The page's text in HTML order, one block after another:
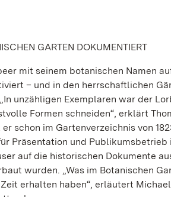
GARTEN DOKUMENTIERT
mit seinem botanischen Namen
– und in den herrschaftlichen
unzähligen Exemplaren war der
Formen schneiden“, erklärt
schon im Gartenverzeichnis von
Präsentation und
auf die historischen Dokumente
wurden. „Was im Botanischen
erhalten haben“, erläutert